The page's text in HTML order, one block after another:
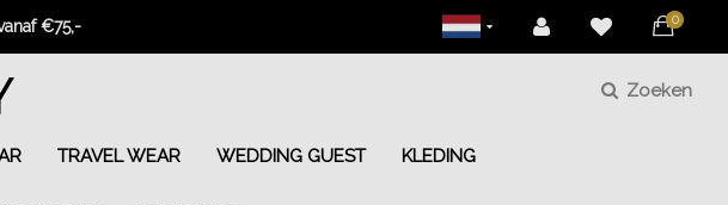
€75,- 0
Zoeken
TRAVEL WEAR WEDDING GUEST KLEDING